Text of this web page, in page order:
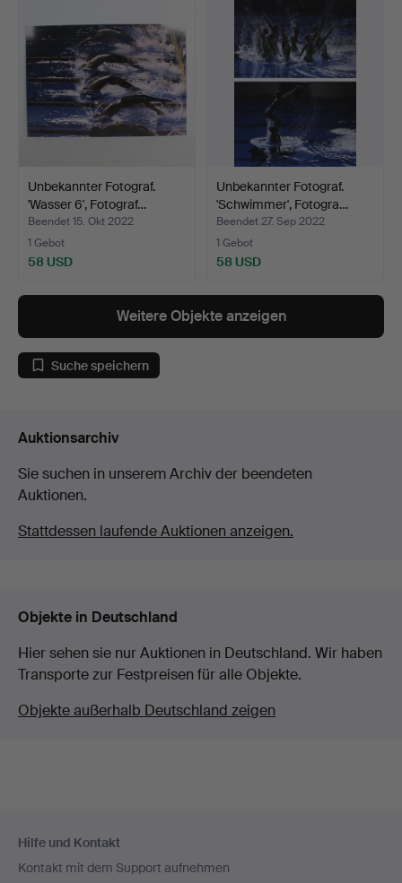
Unbekannter Fotograf.
'Wasser 6', Fotograf…
Beendet 15. Okt 2022
1 Gebot
58 USD
Unbekannter Fotograf.
'Schwimmer', Fotogra…
Beendet 27. Sep 2022
1 Gebot
58 USD
Weitere Objekte anzeigen
Suche speichern
Auktionsarchiv
Sie suchen in unserem Archiv der beendeten
Auktionen.
Stattdessen laufende Auktionen anzeigen.
Objekte in Deutschland
Hier sehen sie nur Auktionen in Deutschland. Wir haben
Transporte zur Festpreisen für alle Objekte.
Objekte außerhalb Deutschland zeigen
Navigation
Hilfe und Kontakt
Kontakt mit dem Support aufnehmen